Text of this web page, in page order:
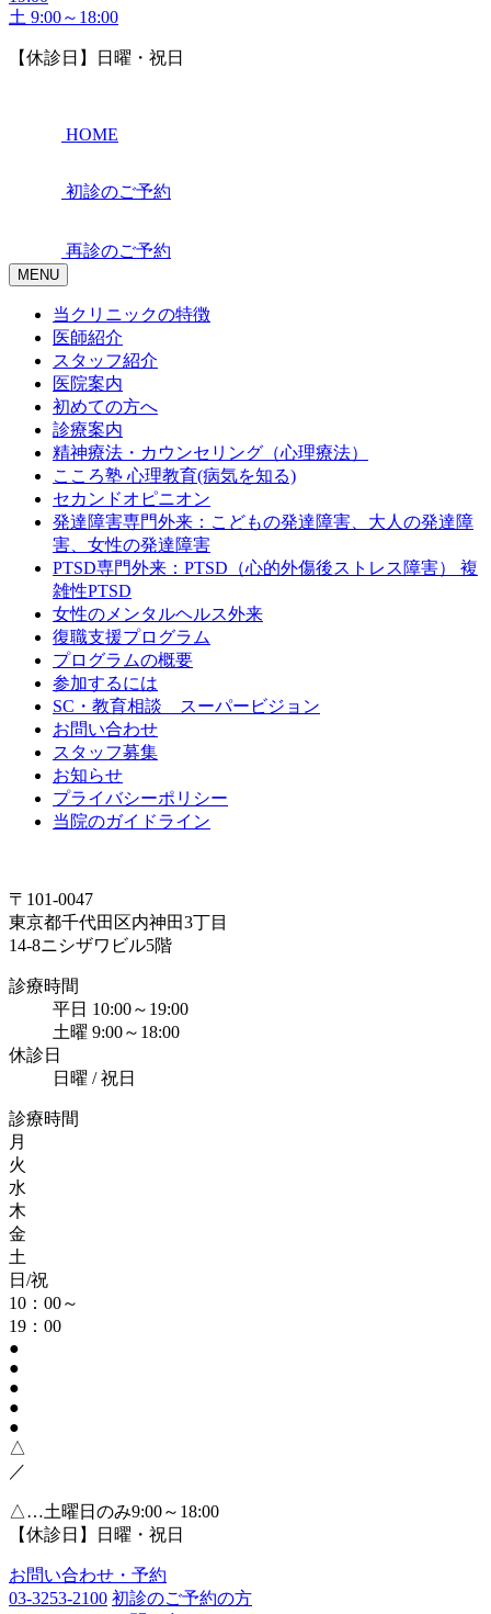
土 9:00～18:00
【休診日】日曜・祝日
HOME
初診のご予約
再診のご予約
MENU
当クリニックの特徴
医師紹介
スタッフ紹介
医院案内
初めての方へ
診療案内
精神療法・カウンセリング（心理療法）
こころ塾 心理教育(病気を知る)
セカンドオピニオン
発達障害専門外来：こどもの発達障害、大人の発達障
害、女性の発達障害
PTSD専門外来：PTSD（心的外傷後ストレス障害） 複
雑性PTSD
女性のメンタルヘルス外来
復職支援プログラム
プログラムの概要
参加するには
SC・教育相談 スーパービジョン
お問い合わせ
スタッフ募集
お知らせ
プライバシーポリシー
当院のガイドライン
〒101-0047
東京都千代田区内神田3丁目
14-8ニシザワビル5階
診療時間
平日 10:00～19:00
土曜 9:00～18:00
休診日
日曜 / 祝日
診療時間
月
火
水
木
金
土
日/祝
10：00～
19：00
●
●
●
●
●
△
／
△…土曜日のみ9:00～18:00
【休診日】日曜・祝日
お問い合わせ・予約
03-3253-2100 初診のご予約の方